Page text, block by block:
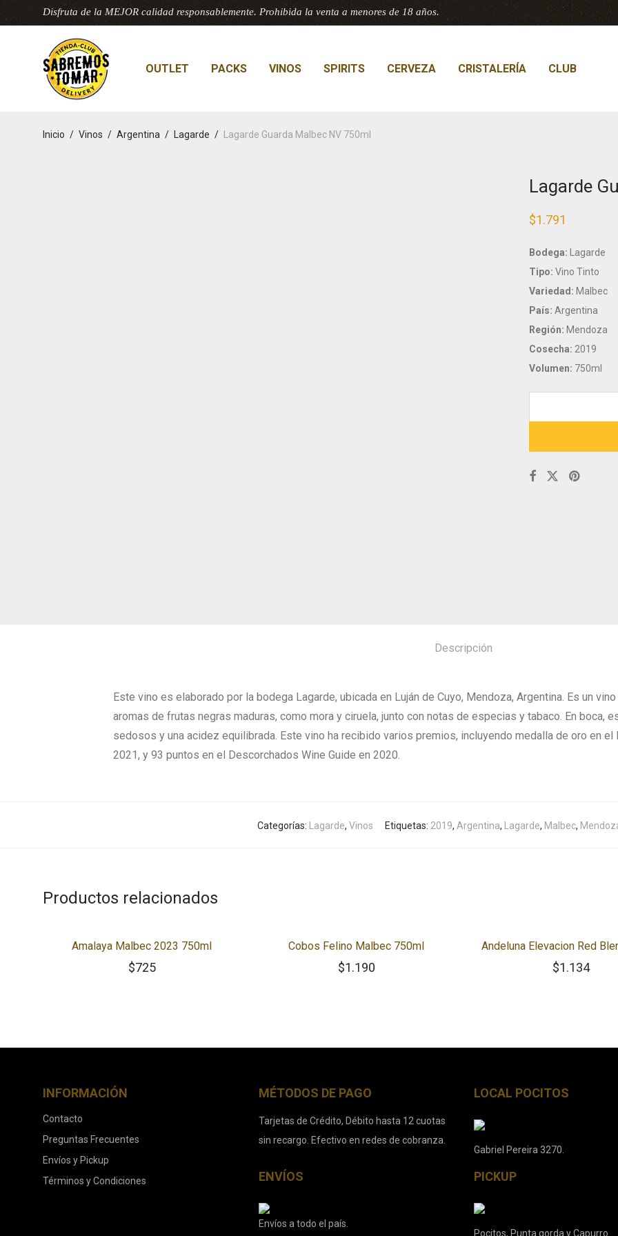
Disfruta de la MEJOR calidad responsablemente. Prohibida la venta a menores de 18 años.
OUTLET PACKS VINOS SPIRITS CERVEZA CRISTALERÍA CLUB
Inicio / Vinos / Argentina / Lagarde / Lagarde Guarda Malbec NV 750ml
Lagarde
$1.791
Bodega: Lagarde
Tipo: Vino Tinto
Variedad: Malbec
País: Argentina
Región: Mendoza
Cosecha: 2019
Volumen: 750ml
Descripción
Este vino es elaborado por la bodega Lagarde, ubicada en Luján de Cuyo, Mendoza, Argentina. Es un
aromas de frutas negras maduras, como mora y ciruela, junto con notas de especias y tabaco. En boca,
sedosos y una acidez equilibrada. Este vino ha recibido varios premios, incluyendo medalla de oro en
2021, y 93 puntos en el Descorchados Wine Guide en 2020.
Categorías: Lagarde, Vinos Etiquetas: 2019, Argentina, Lagarde, Malbec,
Productos relacionados
Amalaya Malbec 2023 750ml
$725
Cobos Felino Malbec 750ml
$1.190
Andeluna Elevacion Red
$1.134
INFORMACIÓN
Contacto
Preguntas Frecuentes
Envíos y Pickup
Términos y Condiciones
MÉTODOS DE PAGO
Tarjetas de Crédito, Débito hasta 12 cuotas
sin recargo. Efectivo en redes de cobranza.
ENVÍOS
Envíos a todo el país.
LOCAL POCITOS
Gabriel Pereira 3270.
PICKUP
Pocitos, Punta gorda y Capurro.